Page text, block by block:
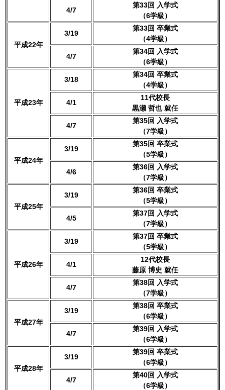
4/7
第33回 入学式
（6学級）
平成22年
3/19
第33回 卒業式
（4学級）
4/7
第34回 入学式
（6学級）
平成23年
3/18
第34回 卒業式
（4学級）
4/1
11代校長
黒瀬 哲也 就任
4/7
第35回 入学式
（7学級）
平成24年
3/19
第35回 卒業式
（5学級）
4/6
第36回 入学式
（7学級）
平成25年
3/19
第36回 卒業式
（5学級）
4/5
第37回 入学式
（7学級）
平成26年
3/19
第37回 卒業式
（5学級）
4/1
12代校長
藤原 博史 就任
4/7
第38回 入学式
（7学級）
平成27年
3/19
第38回 卒業式
（6学級）
4/7
第39回 入学式
（6学級）
平成28年
3/19
第39回 卒業式
（6学級）
4/7
第40回 入学式
（6学級）